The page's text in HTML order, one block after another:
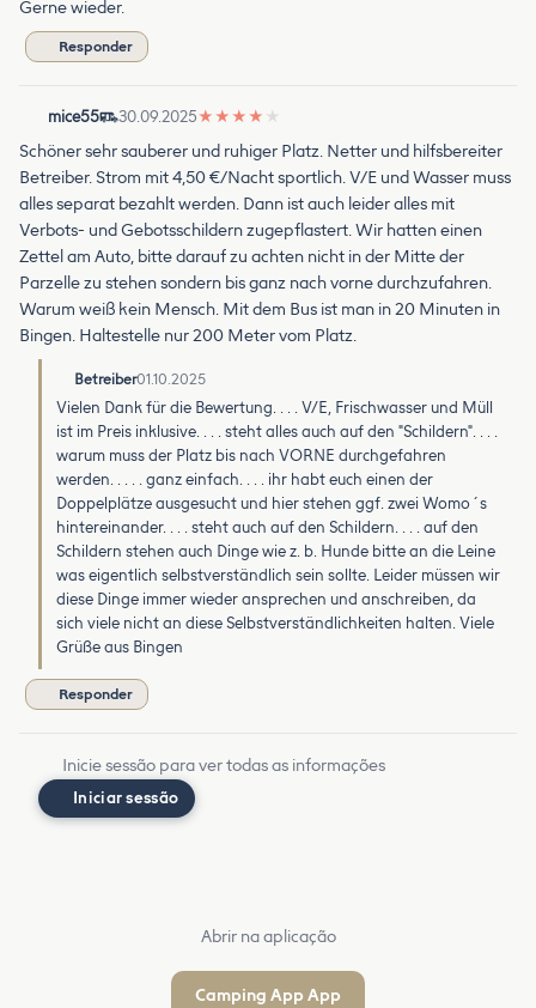
Gerne wieder.
Responder
mice55 30.09.2025★ ★ ★ ★ ★
Schöner sehr sauberer und ruhiger Platz. Netter und hilfsbereiter
Betreiber. Strom mit 4,50 €/Nacht sportlich. V/E und Wasser muss
alles separat bezahlt werden. Dann ist auch leider alles mit
Verbots- und Gebotsschildern zugepflastert. Wir hatten einen
Zettel am Auto, bitte darauf zu achten nicht in der Mitte der
Parzelle zu stehen sondern bis ganz nach vorne durchzufahren.
Warum weiß kein Mensch. Mit dem Bus ist man in 20 Minuten in
Bingen. Haltestelle nur 200 Meter vom Platz.
Betreiber01.10.2025
Vielen Dank für die Bewertung. . . . V/E, Frischwasser und Müll
ist im Preis inklusive. . . . steht alles auch auf den "Schildern". . . .
warum muss der Platz bis nach VORNE durchgefahren
werden. . . . . ganz einfach. . . . ihr habt euch einen der
Doppelplätze ausgesucht und hier stehen ggf. zwei Womo´s
hintereinander. . . . steht auch auf den Schildern. . . . auf den
Schildern stehen auch Dinge wie z. b. Hunde bitte an die Leine
was eigentlich selbstverständlich sein sollte. Leider müssen wir
diese Dinge immer wieder ansprechen und anschreiben, da
sich viele nicht an diese Selbstverständlichkeiten halten. Viele
Grüße aus Bingen
Responder
Inicie sessão para ver todas as informações
Iniciar sessão
Abrir na aplicação
Camping App App